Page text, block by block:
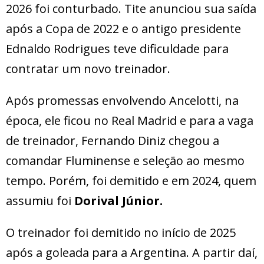
2026 foi conturbado. Tite anunciou sua saída
após a Copa de 2022 e o antigo presidente
Ednaldo Rodrigues teve dificuldade para
contratar um novo treinador.
Após promessas envolvendo Ancelotti, na
época, ele ficou no Real Madrid e para a vaga
de treinador, Fernando Diniz chegou a
comandar Fluminense e seleção ao mesmo
tempo. Porém, foi demitido e em 2024, quem
assumiu foi Dorival Júnior.
O treinador foi demitido no início de 2025
após a goleada para a Argentina. A partir daí,